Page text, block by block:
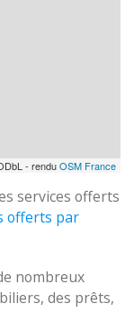
- renduOSM France
services offerts
offerts par
nombreux
des prêts,